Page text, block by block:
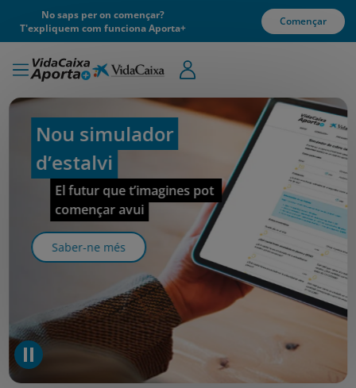
No saps per on començar?
T'expliquem com funciona Aporta+
Començar
Nou simulador
d’estalvi
El futur que t’imagines pot
començar avui
Saber-ne més